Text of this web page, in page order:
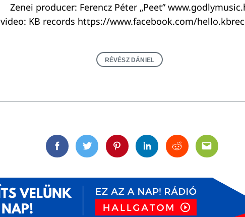
Zenei producer: Ferencz Péter „Peet”
video: KB records https://www.facebook.com/
RÉVÉSZ DÁNIEL
FacebookTwitterPinterestLinkedinRedditEmail